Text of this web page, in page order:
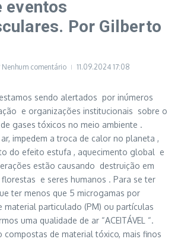
eventos
Por Gilberto
Nenhum comentário 11.09.2024 17:08
sendo alertados por inúmeros
e organizações institucionais sobre o
gases tóxicos no meio ambiente .
impedem a troca de calor no planeta ,
do efeito estufa , aquecimento global e
estão causando destruição em
florestas e seres humanos . Para se ter
ter menos que 5 microgamas por
particulado (PM) ou partículas
uma qualidade de ar “ACEITÁVEL “.
compostas de material tóxico, mais finos